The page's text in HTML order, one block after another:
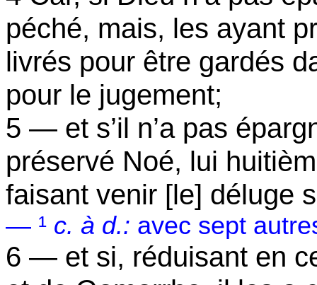
péché, mais, les ayant
livrés pour être gardés
pour le jugement;
5 — et s’il n’a pas
préservé Noé, lui
faisant venir [le] déluge
— ¹ c. à d.: avec sept
6 — et si, réduisant en